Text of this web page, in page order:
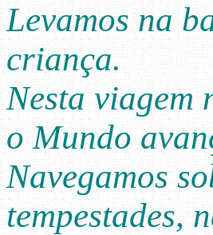
Levamos na
criança.
Nesta viagem
o Mundo
Navegamos
tempestades,